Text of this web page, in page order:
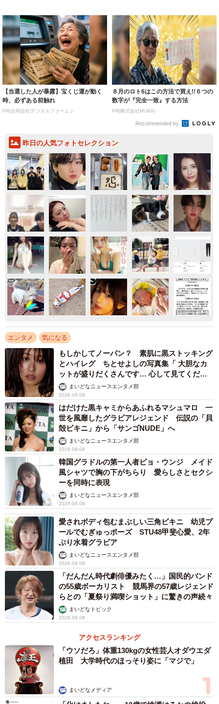
【当選した人が暴露】宝くじ運が動く
時、必ずある前触れ
PR(合同会社デジタルファーム )
８月のロト6はこの方法で買え!!６つの
数字が『完全一致』する方法
PR(株式会社MURA)
Recommended by
昨日の人気フォトセレクション
エンタメ 気になる
もしかしてノーパン？ 素肌に黒ストッキング
とハイレグ ちとせよしの写真集「 大胆なカ
ットが盛りだくさんです… 心して見てくださ
い」まいどなニュースエンタメ部
2026.08.08
はだけた黒キャミからあふれるマシュマロ 一
世を風靡したグラビアレジェンド 伝説の「貝
殻ビキニ」から「サンゴNUDE」へ
まいどなニュースエンタメ部
2026.08.08
韓国グラドルの第一人者ピョ・ウンジ メイド
風シャツで胸の下がちらり 愛らしさとセクシ
ーを同時に表現
まいどなニュースエンタメ部
2026.08.08
愛されボディ包むまぶしい三角ビキニ 幼児プ
ールでむぎゅっポーズ STU48甲斐心愛、2年
ぶり水着グラビア
まいどなニュースエンタメ部
2026.08.08
「だんだん時代劇俳優みたく…」国民的バンド
の55歳ボーカリスト 競馬界の57歳レジェンド
らとの「夏祭り満喫ショット」に驚きの声続々
まいどなトピック
2026.08.08
アクセスランキング
「ウソだろ」体重130kgの女性芸人オダウエダ
植田 大学時代のほっそり姿に「マジで」
まいどなメディア